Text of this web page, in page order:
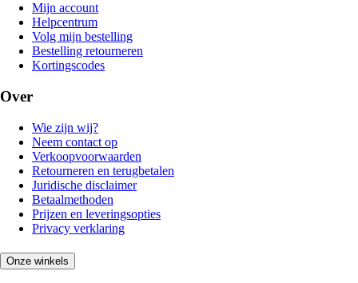
Mijn account
Helpcentrum
Volg mijn bestelling
Bestelling retourneren
Kortingscodes
Over
Wie zijn wij?
Neem contact op
Verkoopvoorwaarden
Retourneren en terugbetalen
Juridische disclaimer
Betaalmethoden
Prijzen en leveringsopties
Privacy verklaring
Onze winkels